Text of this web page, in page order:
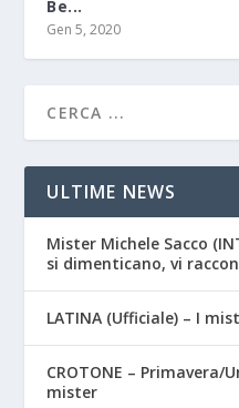
Be...
Gen 5, 2020
ULTIME NEWS
Mister Michele Sacco
si dimenticano, vi
LATINA (Ufficiale) – I
CROTONE – Primavera/
mister